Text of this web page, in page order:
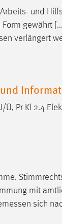
und
gewährt
verlängert
Ü, Pr Kl 2.4
mit
sich